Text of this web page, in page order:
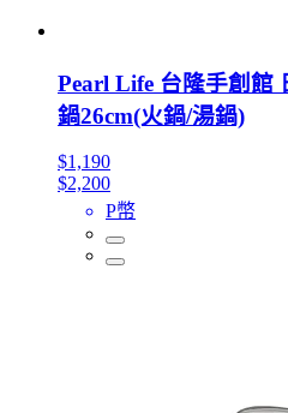
Pearl Life 台隆手創館
鍋26cm(火鍋/湯鍋)
$1,190
$2,200
P幣